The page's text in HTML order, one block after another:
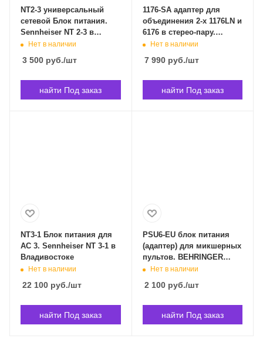
NT2-3 универсальный
сетевой Блок питания.
Sennheiser NT 2-3 в
Владивостоке
Нет в наличии
3 500 руб./шт
найти Под заказ
1176-SA адаптер для
объединения 2-х 1176LN и
6176 в стерео-пару.
Universal Audio 1176-SA в
Нет в наличии
7 990руб./шт
найти Под заказ
NT3-1 Блок питания для
AС 3. Sennheiser NT 3-1 в
Владивостоке
Нет в наличии
22 100 руб./шт
найти Под заказ
PSU6-EU блок питания
(адаптер) для микшерных
пультов. BEHRINGER
PSU6-EU в Владивостоке
Нет в наличии
2 100руб./шт
найти Под заказ